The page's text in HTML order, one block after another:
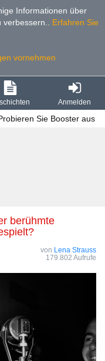
Informationen über
Erfahren Sie
vornehmen
Anmelden
Sie Booster aus
von Lena Strauss
179.802 Aufrufe